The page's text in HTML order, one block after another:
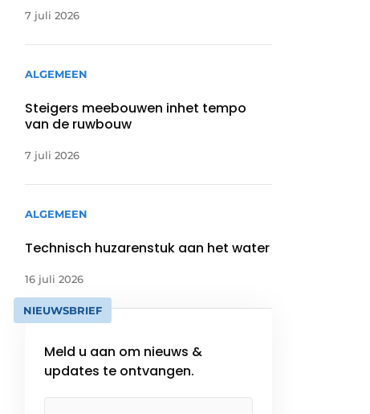
7 juli 2026
ALGEMEEN
Steigers meebouwen inhet tempo
van de ruwbouw
7 juli 2026
ALGEMEEN
Technisch huzarenstuk aan het water
16 juli 2026
NIEUWSBRIEF
Meld u aan om nieuws &
updates te ontvangen.